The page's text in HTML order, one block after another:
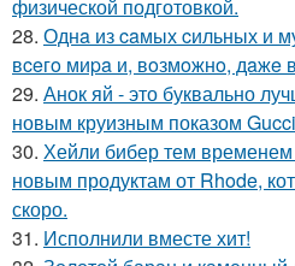
физической подготовкой.
28. Однa из caмых cильных и
вceгo миpa и, вoзмoжнo, дaжe
29. Анок яй - это буквально
новым круизным показом
30. Хейли бибер тем временем
новым продуктам от Rhode,
скоро.
31. Исполнили вместе хит!